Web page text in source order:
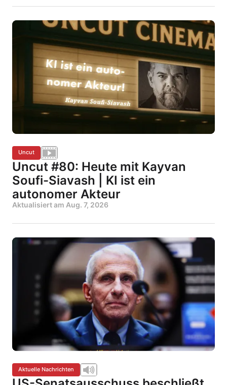
Uncut
Uncut #80: Heute mit Kayvan
Soufi-Siavash | KI ist ein
autonomer Akteur
Aktualisiert am Aug. 7, 2026
Aktuelle Nachrichten